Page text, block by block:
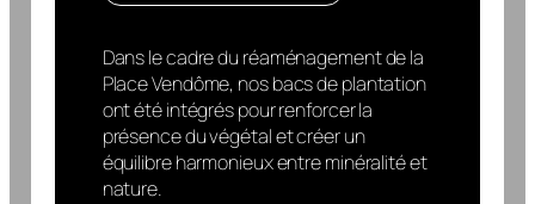
Dans le cadre du réaménagement de la
Place Vendôme, nos bacs de plantation
ont été intégrés pour renforcer la
présence du végétal et créer un
équilibre harmonieux entre minéralité et
nature.